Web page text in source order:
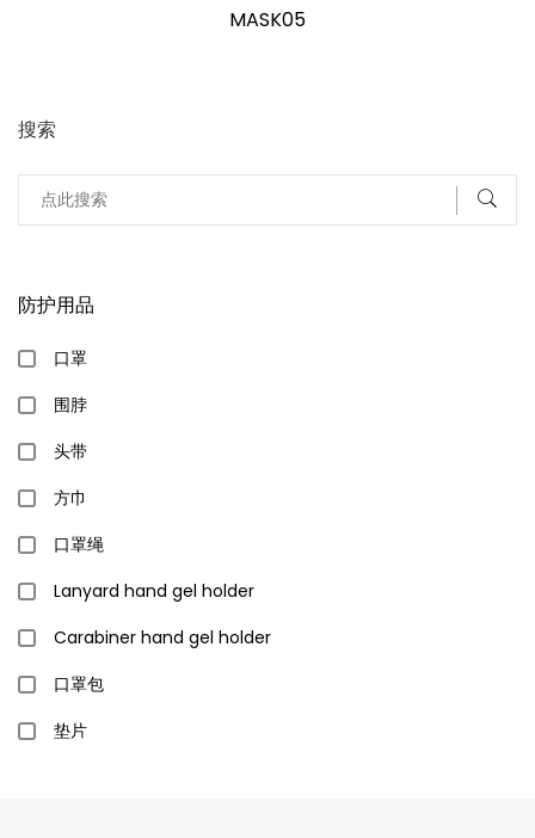
MASK05
搜索
防护用品
口罩
围脖
头带
方巾
口罩绳
Lanyard hand gel holder
Carabiner hand gel holder
口罩包
垫片